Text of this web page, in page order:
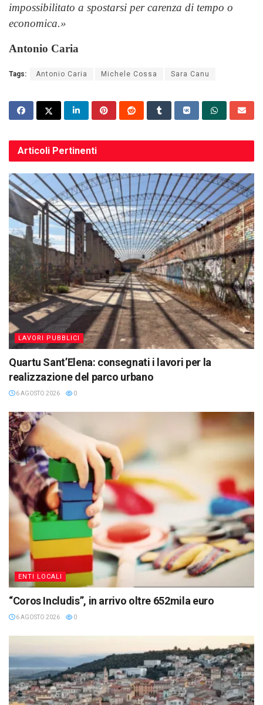
impossibilitato a spostarsi per carenza di tempo o
economica.»
Antonio Caria
Tags: Antonio Caria Michele Cossa Sara Canu
Articoli Pertinenti
LAVORI PUBBLICI
Quartu Sant’Elena: consegnati i lavori per la
realizzazione del parco urbano
6 AGOSTO 2026 0
ENTI LOCALI
“Coros Includis”, in arrivo oltre 652mila euro
6 AGOSTO 2026 0